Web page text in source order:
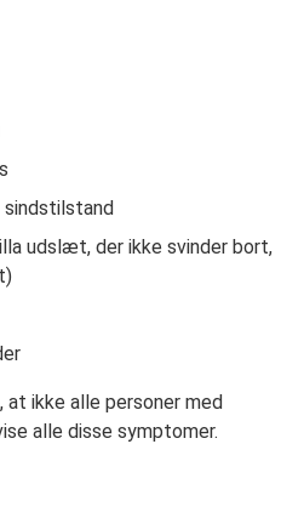
udslæt, der ikke svinder bort,
ikke alle personer med
alle disse symptomer.